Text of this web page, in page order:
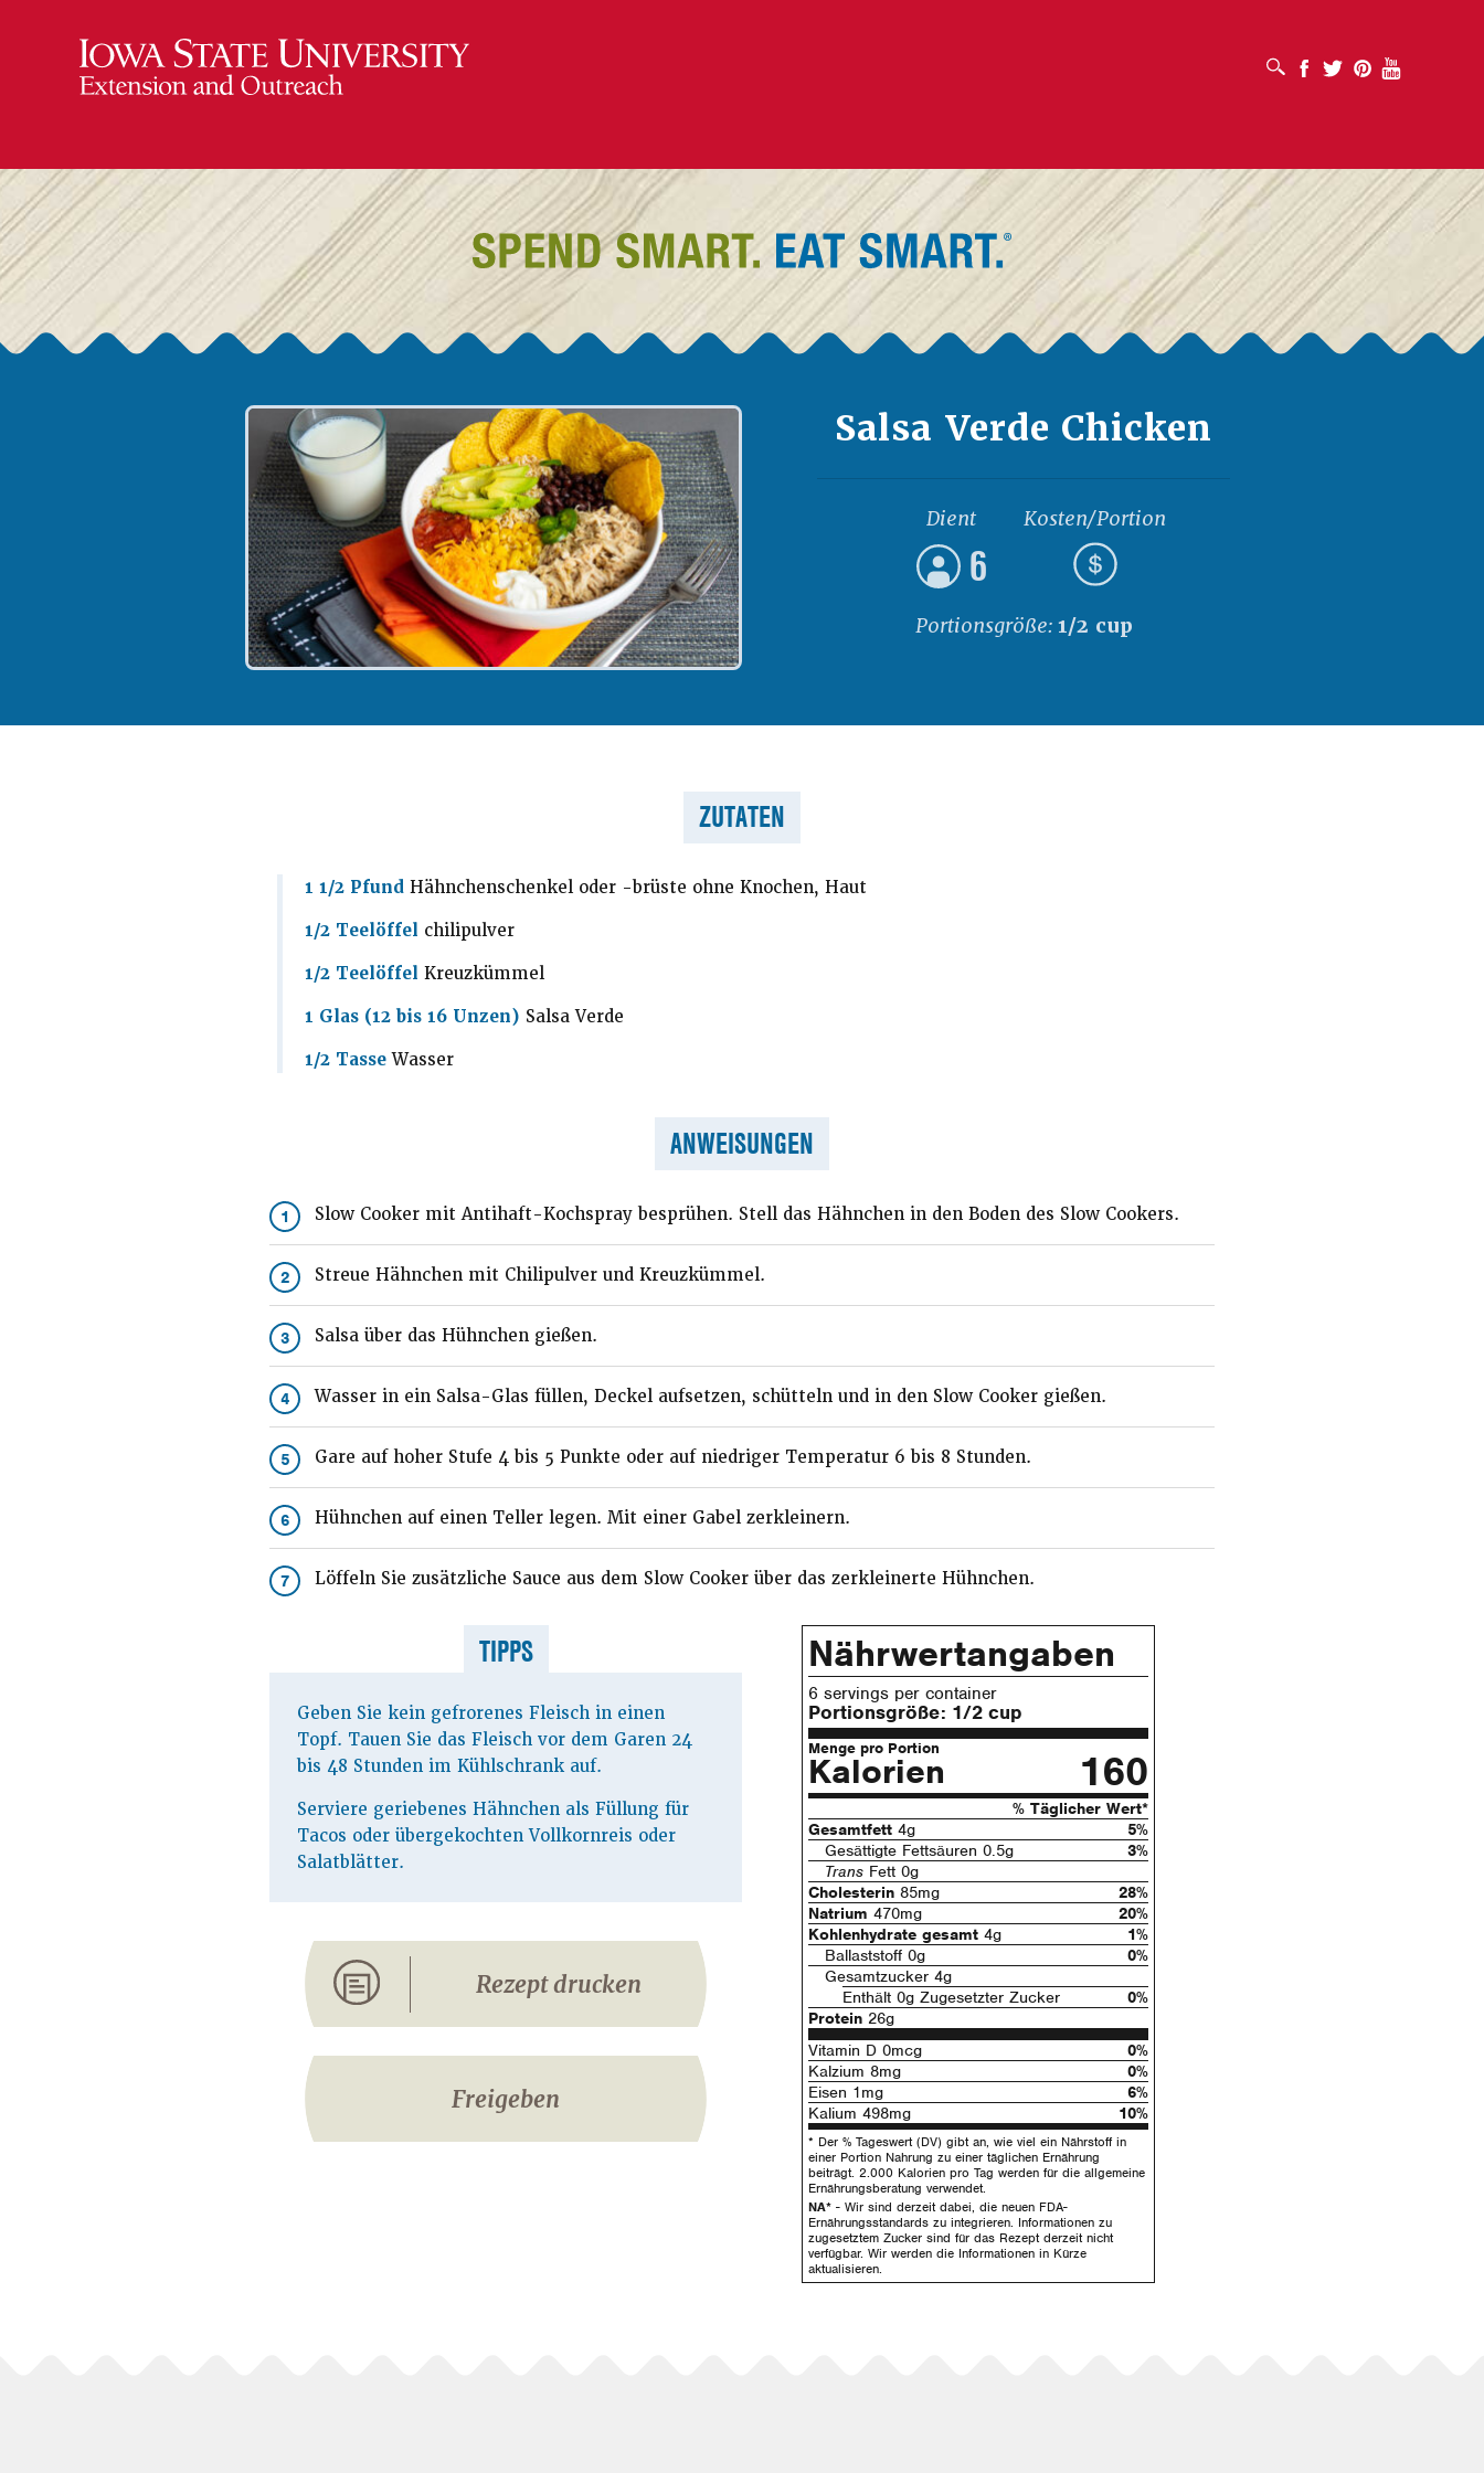
SUCHFELD ÖFFNENFacebook
Twitter PinterestYoutube
Salsa Verde Chicken
Dient
6
Kosten/Portion
Portionsgröße: 1/2 cup
ZUTATEN
1 1/2 Pfund Hähnchenschenkel oder -brüste ohne Knochen, Haut
1/2 Teelöffel chilipulver
1/2 Teelöffel Kreuzkümmel
1 Glas (12 bis 16 Unzen) Salsa Verde
1/2 Tasse Wasser
ANWEISUNGEN
1 Slow Cooker mit Antihaft-Kochspray besprühen. Stell das Hähnchen in den Boden des Slow Cookers.
2 Streue Hähnchen mit Chilipulver und Kreuzkümmel.
3 Salsa über das Hühnchen gießen.
4 Wasser in ein Salsa-Glas füllen, Deckel aufsetzen, schütteln und in den Slow Cooker gießen.
5 Gare auf hoher Stufe 4 bis 5 Punkte oder auf niedriger Temperatur 6 bis 8 Stunden.
6 Hühnchen auf einen Teller legen. Mit einer Gabel zerkleinern.
7 Löffeln Sie zusätzliche Sauce aus dem Slow Cooker über das zerkleinerte Hühnchen.
TIPPS
Geben Sie kein gefrorenes Fleisch in einen
Topf. Tauen Sie das Fleisch vor dem Garen 24
bis 48 Stunden im Kühlschrank auf.
Serviere geriebenes Hähnchen als Füllung für
Tacos oder übergekochten Vollkornreis oder
Salatblätter.
Rezept drucken
Freigeben
Nährwertangaben
6 servings per container
Portionsgröße: 1/2 cup
Menge pro Portion
Kalorien 160
% Täglicher Wert*
Gesamtfett 4g
5%
Gesättigte Fettsäuren 0.5g
3%
Trans Fett 0g
Cholesterin 85mg
28%
Natrium 470mg
20%
Kohlenhydrate gesamt 4g
1%
Ballaststoff 0g
0%
Gesamtzucker 4g
Enthält 0g Zugesetzter Zucker
0%
Protein 26g
Vitamin D 0mcg
0%
Kalzium 8mg
0%
Eisen 1mg
6%
Kalium 498mg
10%
* Der % Tageswert (DV) gibt an, wie viel ein Nährstoff in
einer Portion Nahrung zu einer täglichen Ernährung
beiträgt. 2.000 Kalorien pro Tag werden für die allgemeine
Ernährungsberatung verwendet.
NA* - Wir sind derzeit dabei, die neuen FDA-
Ernährungsstandards zu integrieren. Informationen zu
zugesetztem Zucker sind für das Rezept derzeit nicht
verfügbar. Wir werden die Informationen in Kürze
aktualisieren.